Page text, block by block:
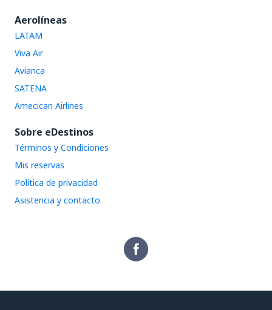
Aerolíneas
LATAM
Viva Air
Avianca
SATENA
Amecican Airlines
Sobre eDestinos
Términos y Condiciones
Mis reservas
Política de privacidad
Asistencia y contacto